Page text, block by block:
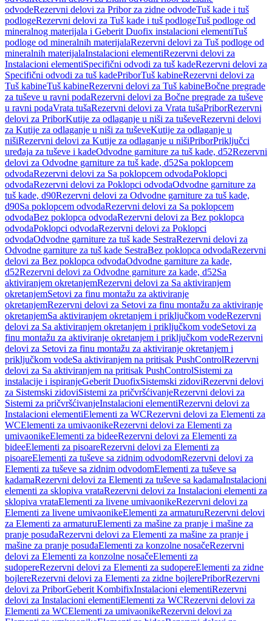
odvodeRezervni delovi za Pribor za zidne odvodeTuš kade i tuš
podlogeRezervni delovi za Tuš kade i tuš podlogeTuš podloge od
mineralnog materijala i Geberit Duofix instalacioni elementiTuš
podloge od mineralnih materijalaRezervni delovi za Tuš podloge od
mineralnih materijalaInstalacioni elementiRezervni delovi za
Instalacioni elementiSpecifični odvodi za tuš kadeRezervni delovi za
Specifični odvodi za tuš kadePriborTuš kabineRezervni delovi za
Tuš kabineTuš kabineRezervni delovi za Tuš kabineBočne pregrade
za tuševe u ravni podaRezervni delovi za Bočne pregrade za tuševe
u ravni podaVrata tušaRezervni delovi za Vrata tušaPriborRezervni
delovi za PriborKutije za odlaganje u niši za tuševeRezervni delovi
za Kutije za odlaganje u niši za tuševeKutije za odlaganje u
nišiRezervni delovi za Kutije za odlaganje u nišiPriborPriključci
uređaja za tuševe i kadeOdvodne garniture za tuš kade, d52Rezervni
delovi za Odvodne garniture za tuš kade, d52Sa poklopcem
odvodaRezervni delovi za Sa poklopcem odvodaPoklopci
odvodaRezervni delovi za Poklopci odvodaOdvodne garniture za
tuš kade, d90Rezervni delovi za Odvodne garniture za tuš kade,
d90Sa poklopcem odvodaRezervni delovi za Sa poklopcem
odvodaBez poklopca odvodaRezervni delovi za Bez poklopca
odvodaPoklopci odvodaRezervni delovi za Poklopci
odvodaOdvodne garniture za tuš kade SestraRezervni delovi za
Odvodne garniture za tuš kade SestraBez poklopca odvodaRezervni
delovi za Bez poklopca odvodaOdvodne garniture za kade,
d52Rezervni delovi za Odvodne garniture za kade, d52Sa
aktiviranjem okretanjemRezervni delovi za Sa aktiviranjem
okretanjemSetovi za finu montažu za aktiviranje
okretanjemRezervni delovi za Setovi za finu montažu za aktiviranje
okretanjemSa aktiviranjem okretanjem i priključkom vodeRezervni
delovi za Sa aktiviranjem okretanjem i priključkom vodeSetovi za
finu montažu za aktiviranje okretanjem i priključkom vodeRezervni
delovi za Setovi za finu montažu za aktiviranje okretanjem i
priključkom vodeSa aktiviranjem na pritisak PushControlRezervni
delovi za Sa aktiviranjem na pritisak PushControlSistemi za
instalacije i ispiranjeGeberit DuofixSistemski zidoviRezervni delovi
za Sistemski zidoviSistemi za pričvršćivanjeRezervni delovi za
Sistemi za pričvršćivanjeInstalacioni elementiRezervni delovi za
Instalacioni elementiElementi za WCRezervni delovi za Elementi za
WCElementi za umivaonikeRezervni delovi za Elementi za
umivaonikeElementi za bideeRezervni delovi za Elementi za
bideeElementi za pisoareRezervni delovi za Elementi za
pisoareElementi za tuševe sa zidnim odvodomRezervni delovi za
Elementi za tuševe sa zidnim odvodomElementi za tuševe sa
kadamaRezervni delovi za Elementi za tuševe sa kadamaInstalacioni
elementi za sklopiva vrataRezervni delovi za Instalacioni elementi za
sklopiva vrataElementi za livene umivaonikeRezervni delovi za
Elementi za livene umivaonikeElementi za armaturuRezervni delovi
za Elementi za armaturuElementi za mašine za pranje i mašine za
pranje posuđaRezervni delovi za Elementi za mašine za pranje i
mašine za pranje posuđaElementi za konzolne nosačeRezervni
delovi za Elementi za konzolne nosačeElementi za
sudopereRezervni delovi za Elementi za sudopereElementi za zidne
bojlereRezervni delovi za Elementi za zidne bojlerePriborRezervni
delovi za PriborGeberit KombifixInstalacioni elementiRezervni
delovi za Instalacioni elementiElementi za WCRezervni delovi za
Elementi za WCElementi za umivaonikeRezervni delovi za